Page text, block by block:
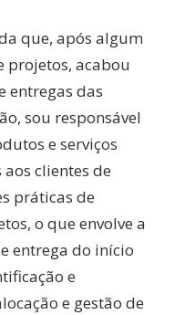
que, após algum
projetos, acabou
entregas das
sou responsável
e serviços
clientes de
práticas de
o que envolve a
entrega do início
e
e gestão de